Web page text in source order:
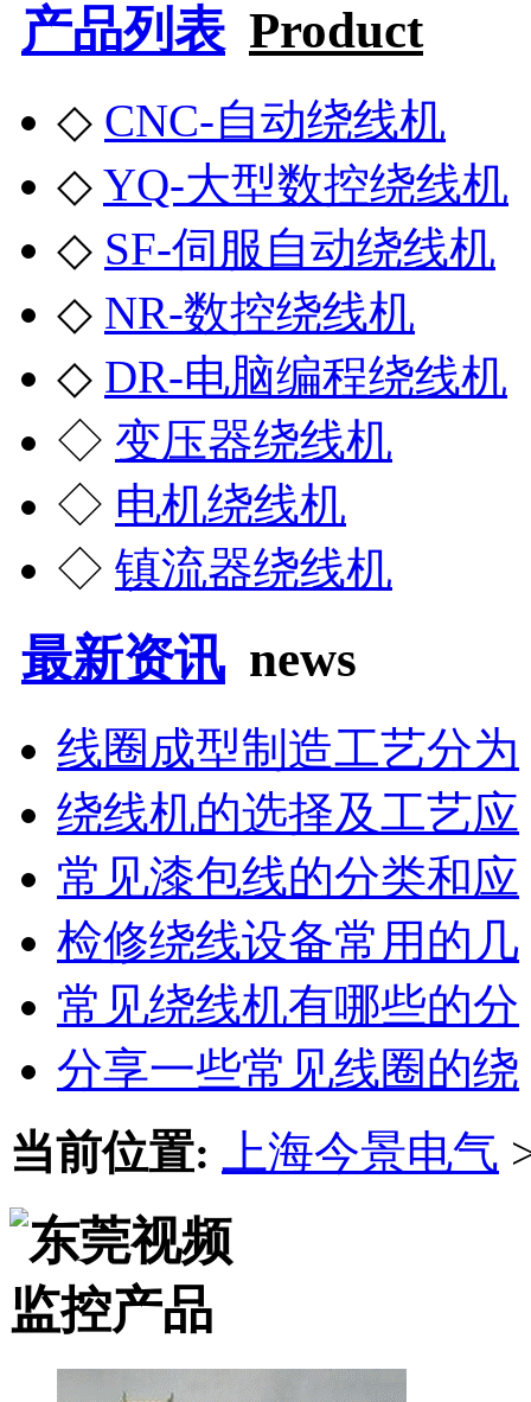
产品列表 Product
◇ CNC-自动绕线机
◇ YQ-大型数控绕线机
◇ SF-伺服自动绕线机
◇ NR-数控绕线机
◇ DR-电脑编程绕线机
◇ 变压器绕线机
◇ 电机绕线机
◇ 镇流器绕线机
最新资讯 news
线圈成型制造工艺分为
绕线机的选择及工艺应
常见漆包线的分类和应
检修绕线设备常用的几
常见绕线机有哪些的分
分享一些常见线圈的绕
当前位置:
上海今景电气